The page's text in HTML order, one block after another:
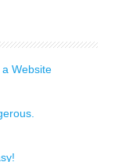
Website